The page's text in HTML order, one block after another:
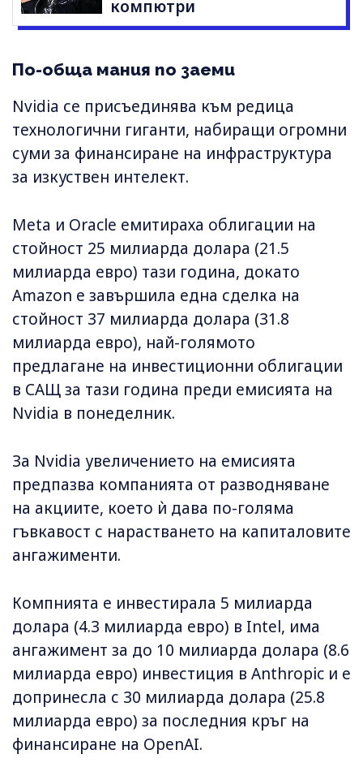
компютри
По-обща мания по заеми
Nvidia се присъединява към редица
технологични гиганти, набиращи огромни
суми за финансиране на инфраструктура
за изкуствен интелект.
Meta и Oracle емитираха облигации на
стойност 25 милиарда долара (21.5
милиарда евро) тази година, докато
Amazon е завършила една сделка на
стойност 37 милиарда долара (31.8
милиарда евро), най-голямото
предлагане на инвестиционни облигации
в САЩ за тази година преди емисията на
Nvidia в понеделник.
За Nvidia увеличението на емисията
предпазва компанията от разводняване
на акциите, което ѝ дава по-голяма
гъвкавост с нарастването на капиталовите
ангажименти.
Компнията е инвестирала 5 милиарда
долара (4.3 милиарда евро) в Intel, има
ангажимент за до 10 милиарда долара (8.6
милиарда евро) инвестиция в Anthropic и е
допринесла с 30 милиарда долара (25.8
милиарда евро) за последния кръг на
финансиране на OpenAI.